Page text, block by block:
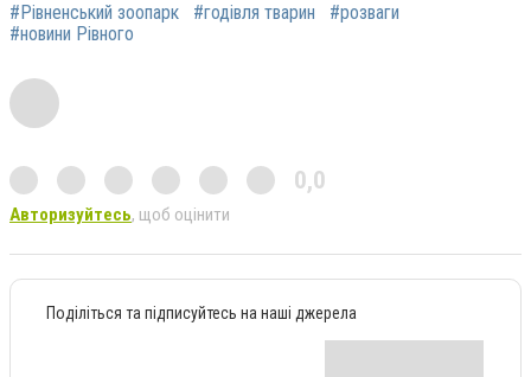
#Рівненський зоопарк #годівля тварин
#розваги
#новини Рівного
0,0
Авторизуйтесь, щоб оцінити
Поділіться та підписуйтесь на наші джерела